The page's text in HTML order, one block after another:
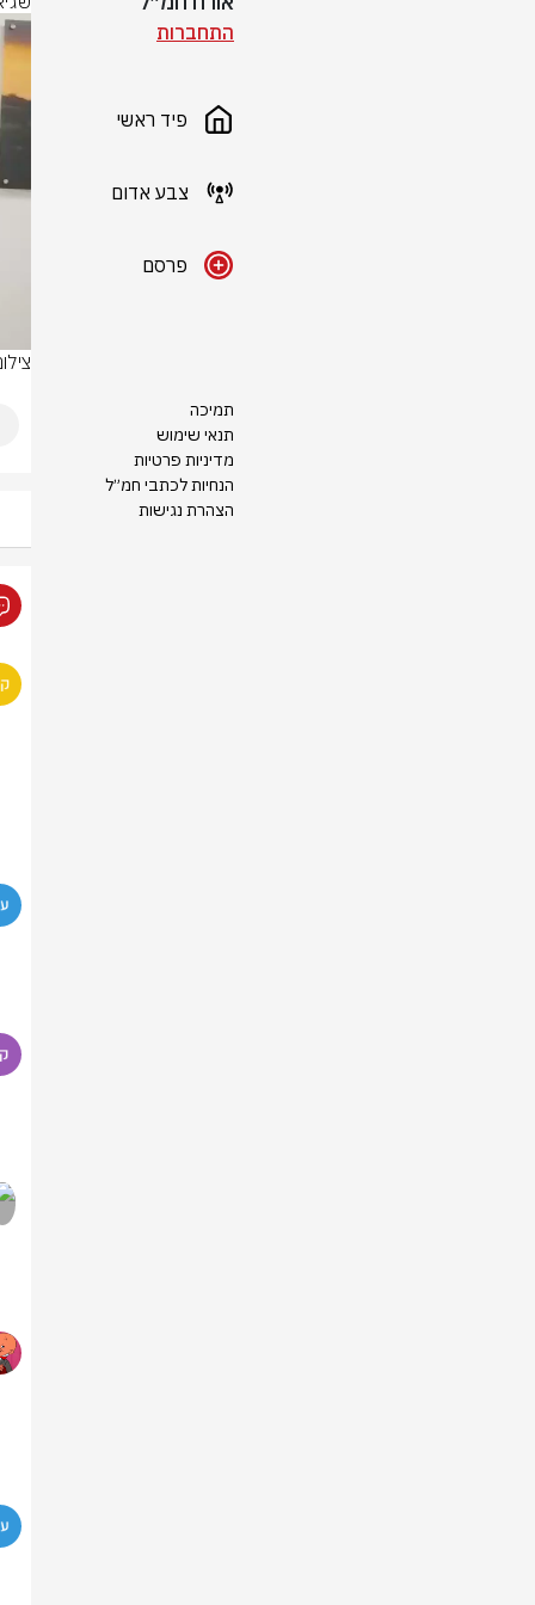
התחברות
פיד ראשי
צבע אדום
פרסם
תמיכה
תנאי שימוש
מדיניות פרטיות
הנחיות לכתבי חמ״ל
הצהרת נגישות